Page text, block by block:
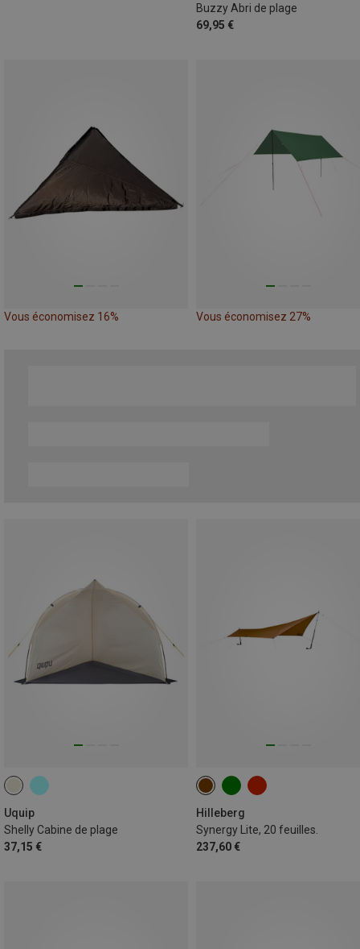
Buzzy Abri de plage
69,95 €
Vous économisez 16% Vous économisez 27%
Uquip
Shelly Cabine de plage
37,15 €
Hilleberg
Synergy Lite, 20 feuilles.
237,60 €